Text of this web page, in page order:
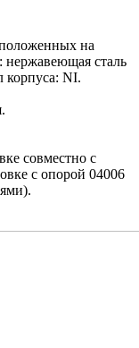
на
нержавеющая сталь
корпуса: NI.
совместно с
с опорой 04006